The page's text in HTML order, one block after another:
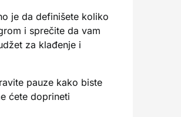
je da definišete koliko
i sprečite da vam
za klađenje i
pauze kako biste
ćete doprineti